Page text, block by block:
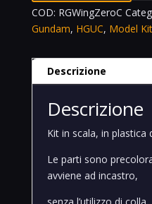
COD: RGWingZeroC
Gundam, HGUC, Model Kit
Descrizione
Descrizione
Kit in scala, in plastica
Le parti sono
avviene ad incastro,